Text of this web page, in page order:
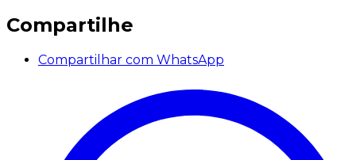
Compartilhe
Compartilhar com WhatsApp